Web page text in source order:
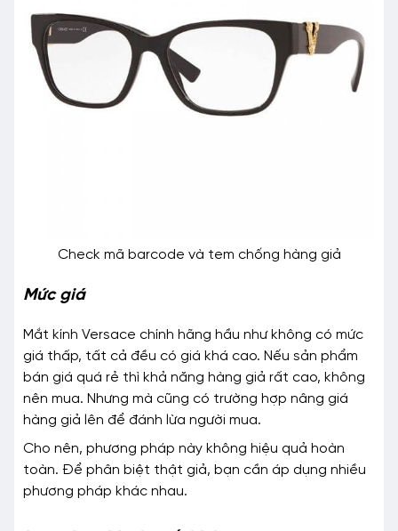
Check mã barcode và tem chống hàng giả
Mức giá
Mắt kính Versace chính hãng hầu như không có mức
giá thấp, tất cả đều có giá khá cao. Nếu sản phẩm
bán giá quá rẻ thì khả năng hàng giả rất cao, không
nên mua. Nhưng mà cũng có trường hợp nâng giá
hàng giả lên để đánh lừa người mua.
Cho nên, phương pháp này không hiệu quả hoàn
toàn. Để phân biệt thật giả, bạn cần áp dụng nhiều
phương pháp khác nhau.